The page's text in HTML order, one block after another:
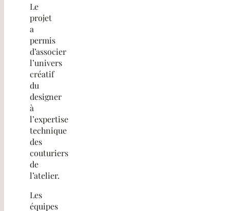
Le
projet
a
permis
d’associer
l’univers
créatif
du
designer
à
l’expertise
technique
des
couturiers
de
l’atelier.
Les
équipes